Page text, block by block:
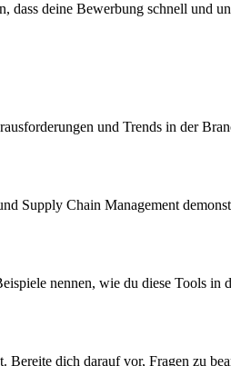
dass deine Bewerbung schnell und
und Trends in der
Supply Chain Management
nennen, wie du diese Tools in
dich darauf vor, Fragen zu